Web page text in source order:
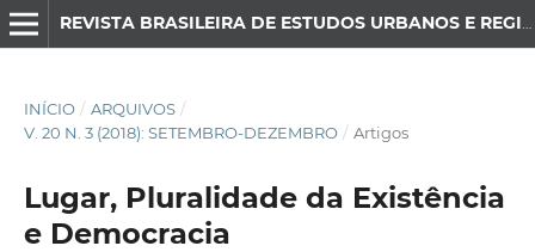
INÍCIO / ARQUIVOS /
V. 20 N. 3 (2018): SETEMBRO-DEZEMBRO / Artigos
Lugar, Pluralidade da Existência
e Democracia